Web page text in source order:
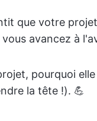
que votre
avancez à
pourquoi
la tête !). 💪